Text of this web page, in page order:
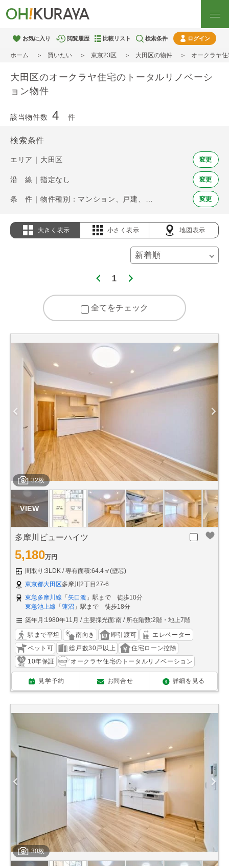
お気に入り 閲覧履歴 比較リスト 検索条件 ログイン
ホーム 買いたい 東京23区 大田区の物件 オークラヤ
大田区のオークラヤ住宅のトータルリノベーシ
ョン物件
該当物件数 4 件
検索条件
エリア｜大田区 変更
沿 線｜指定なし 変更
変更
大きく表示 小さく表示 地図表示
1
全てをチェック
32枚
多摩川ビューハイツ
5,180万円
間取り:3LDK
専有面積:64.4㎡(壁芯)
東京都大田区多摩川2丁目27-6
東急多摩川線 「 矢口渡 」駅まで 徒歩10分
東急池上線 「 蓮沼 」駅まで 徒歩18分
築年月:1980年11月
主要採光面:南 所在階数:2階・地上7階
駅まで平坦 南向き 即引渡可
エレベーター
ペット可
総戸数30戸以上
住宅ローン控除
10年保証
オークラヤ住宅のトータルリノベーション
見学予約 お問合せ 詳細を見る
30枚